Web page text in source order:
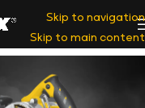
Skip to navigation
Skip to main content